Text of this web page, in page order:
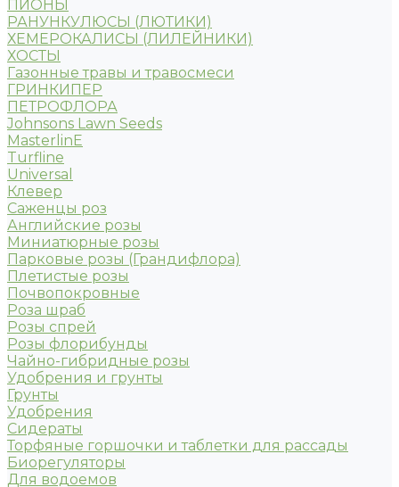
ПИОНЫ
РАНУНКУЛЮСЫ (ЛЮТИКИ)
ХЕМЕРОКАЛИСЫ (ЛИЛЕЙНИКИ)
ХОСТЫ
Газонные травы и травосмеси
ГРИНКИПЕР
ПЕТРОФЛОРА
Johnsons Lawn Seeds
MasterlinE
Turfline
Universal
Клевер
Саженцы роз
Английские розы
Миниатюрные розы
Парковые розы (Грандифлора)
Плетистые розы
Почвопокровные
Роза шраб
Розы спрей
Розы флорибунды
Чайно-гибридные розы
Удобрения и грунты
Грунты
Удобрения
Сидераты
Торфяные горшочки и таблетки для рассады
Биорегуляторы
Для водоемов